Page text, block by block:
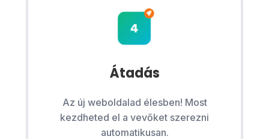
Átadás
Az új weboldalad élesben! Most
kezdheted el a vevőket szerezni
automatikusan.